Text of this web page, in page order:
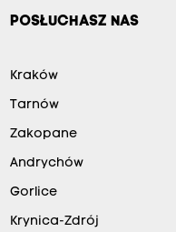
POSŁUCHASZ NAS
Kraków
Tarnów
Zakopane
Andrychów
Gorlice
Krynica-Zdrój